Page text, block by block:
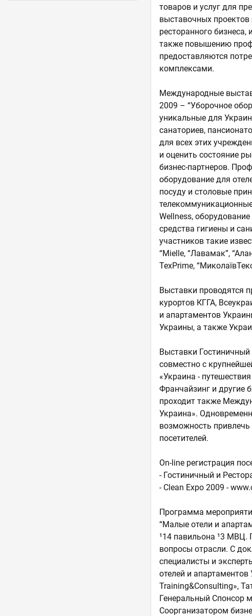
товаров и услуг для
выставочных проектов
ресторанного
также повышению
предоставляются
комплексами.
Международные
2009 – “Уборочное
уникальные для
санаториев,
для всех этих
и оценить состояние
бизнес-партнеров.
оборудование для
посуду и столовые
Wellness,
средства гигиены и
участников такие
“Mielle, “Лавамак”,
TexPrime,
Выставки проводятся
курортов КГГА,
и апартаментов
Украины, а также
Выставки
совместно с
«Украина -
Франчайзинг и другие
проходит также
Украина».
возможность
посетителей.
On-line регистрация
- Гостиничный и
- Clean Expo 2009 -
Программа
“Малые отели и
¹14 павильона ¹3 МВЦ.
вопросы отрасли. С
специалисты и
отелей и
Training&Consulting»,
Генеральный Спонсор
Соорганизатором